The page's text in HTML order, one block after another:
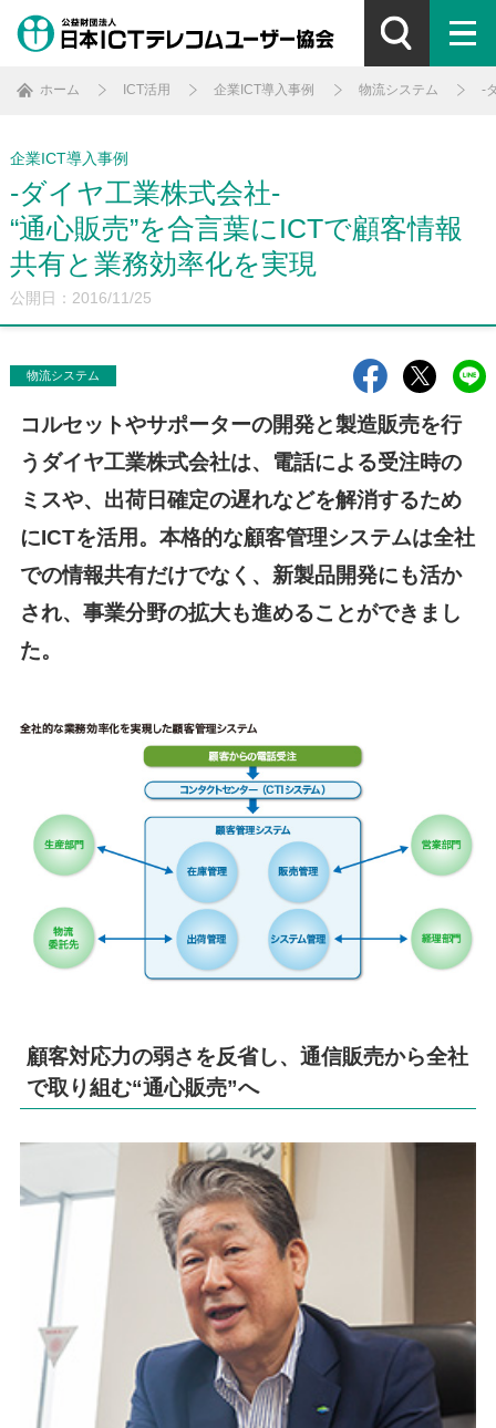
ホーム ICT活用 企業ICT導入事例 物流システム -
企業ICT導入事例
-ダイヤ工業株式会社-
“通心販売”を合言葉にICTで顧客情報
共有と業務効率化を実現
公開日：2016/11/25
物流システム
コルセットやサポーターの開発と製造販売を行
うダイヤ工業株式会社は、電話による受注時の
ミスや、出荷日確定の遅れなどを解消するため
にICTを活用。本格的な顧客管理システムは全社
での情報共有だけでなく、新製品開発にも活か
され、事業分野の拡大も進めることができまし
た。
顧客対応力の弱さを反省し、通信販売から全社
で取り組む“通心販売”へ